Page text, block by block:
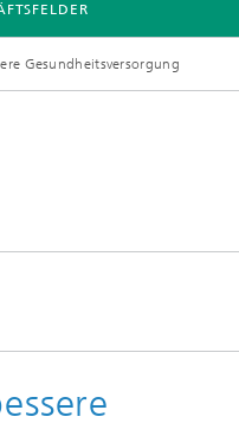
Gesundheitsversorgung